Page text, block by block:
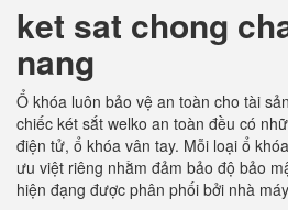
ket sat chong
nang
Ổ khóa luôn bảo vệ an toàn cho tài
chiếc két sắt welko an toàn đều có
điện tử, ổ khóa vân tay. Mỗi loại ổ
ưu việt riêng nhằm đảm bảo độ bảo
hiện đạng được phân phối bởi nhà